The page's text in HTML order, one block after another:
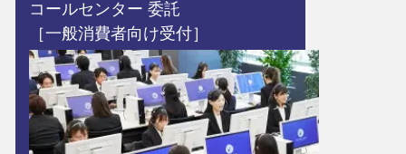
コールセンター 委託
［一般消費者向け受付］